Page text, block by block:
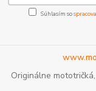
Súhlasím so
Originálne